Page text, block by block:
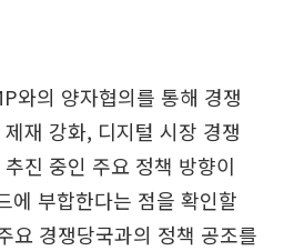
와의 양자협의를 통해 경쟁
재 강화, 디지털 시장 경쟁
진 중인 주요 정책 방향이
에 부합한다는 점을 확인할
요 경쟁당국과의 정책 공조를